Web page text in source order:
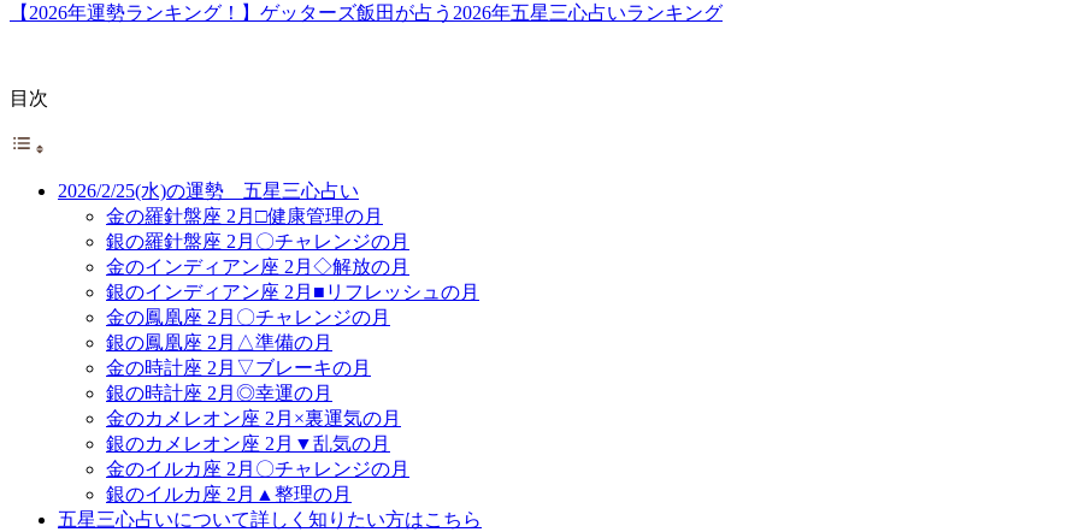
【2026年運勢ランキング！】ゲッターズ飯田が占う2026年五星三心占いランキング
目次
2026/2/25(水)の運勢 五星三心占い
金の羅針盤座 2月□健康管理の月
銀の羅針盤座 2月〇チャレンジの月
金のインディアン座 2月◇解放の月
銀のインディアン座 2月■リフレッシュの月
金の鳳凰座 2月〇チャレンジの月
銀の鳳凰座 2月△準備の月
金の時計座 2月▽ブレーキの月
銀の時計座 2月◎幸運の月
金のカメレオン座 2月×裏運気の月
銀のカメレオン座 2月▼乱気の月
金のイルカ座 2月〇チャレンジの月
銀のイルカ座 2月▲整理の月
五星三心占いについて詳しく知りたい方はこちら